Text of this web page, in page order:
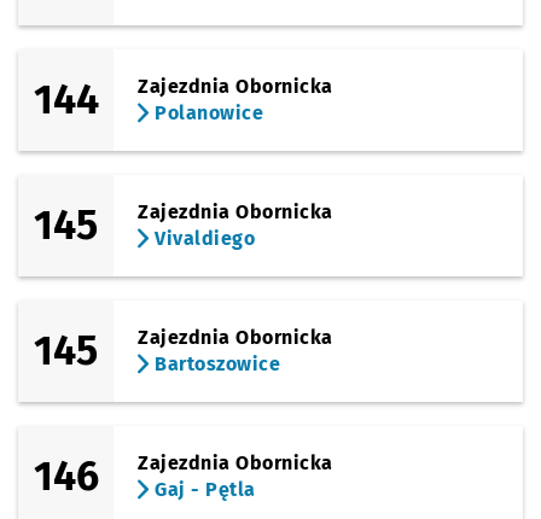
144
Zajezdnia Obornicka
Polanowice
145
Zajezdnia Obornicka
Vivaldiego
145
Zajezdnia Obornicka
Bartoszowice
146
Zajezdnia Obornicka
Gaj - Pętla